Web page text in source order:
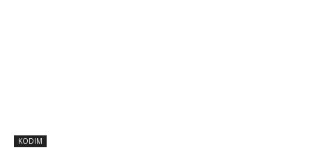
KODIM